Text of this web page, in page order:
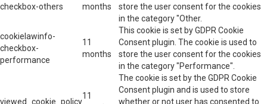
checkbox-others
months
store the user consent for the cookies
in the category "Other.
cookielawinfo-
checkbox-
performance
11
months
This cookie is set by GDPR Cookie
Consent plugin. The cookie is used to
store the user consent for the cookies
in the category "Performance".
viewed_cookie_policy
11
The cookie is set by the GDPR Cookie
Consent plugin and is used to store
whether or not user has consented to